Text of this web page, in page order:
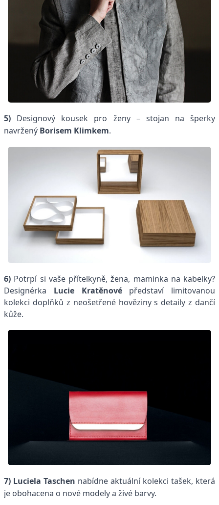
5) Designový kousek pro ženy – stojan na šperky
navržený Borisem Klimkem.
6) Potrpí si vaše přítelkyně, žena, maminka na kabelky?
Designérka Lucie Kratěnovépředstaví limitovanou
kolekci doplňků z neošetřené hověziny s detaily z dančí
kůže.
7) Luciela Taschen nabídne aktuální kolekci tašek, která
je obohacena o nové modely a živé barvy.